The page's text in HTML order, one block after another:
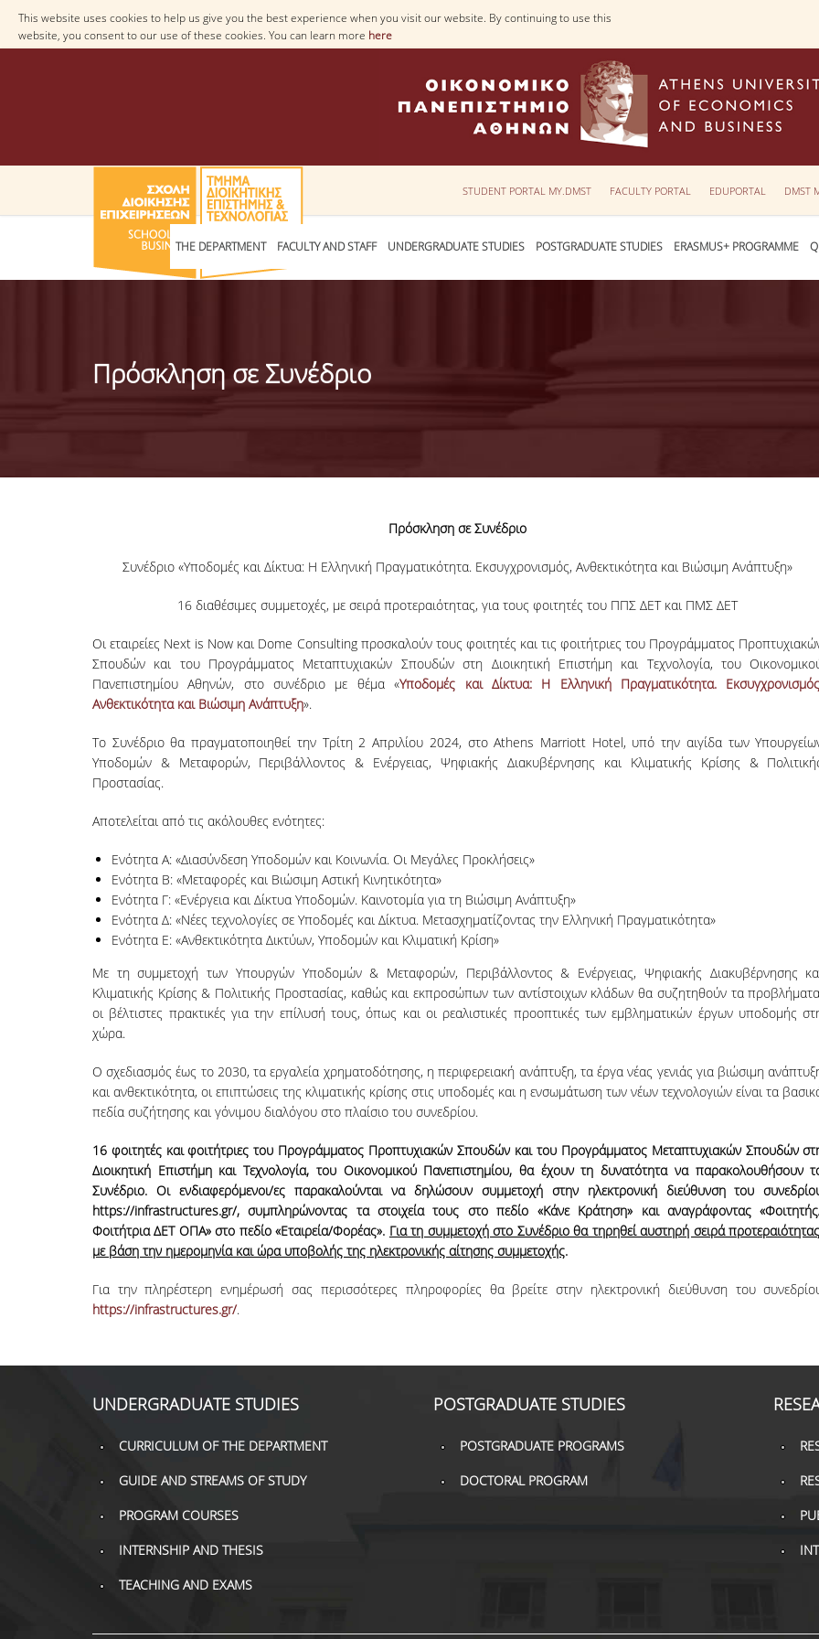
This website uses cookies to help us give you the best experience when you visit our website. By continuing to use this
website, you consent to our use of these cookies. You can learn more here
STUDENT PORTAL MY.DMST FACULTY PORTAL EDUPORTAL DMST
THE DEPARTMENT FACULTY AND STAFF UNDERGRADUATE STUDIES POSTGRADUATE STUDIES ERASMUS+ PROGRAMME
Πρόσκληση σε Συνέδριο
Πρόσκληση σε Συνέδριο
Συνέδριο «Υποδομές και Δίκτυα: Η Ελληνική Πραγματικότητα. Εκσυγχρονισμός, Ανθεκτικότητα και Βιώσιμη Ανάπτυξη»
16 διαθέσιμες συμμετοχές, με σειρά προτεραιότητας, για τους φοιτητές του ΠΠΣ ΔΕΤ και ΠΜΣ ΔΕΤ
Οι εταιρείες Next is Now και Dome Consulting προσκαλούν τους φοιτητές και τις φοιτήτριες του Προγράμματος
Σπουδών και του Προγράμματος Μεταπτυχιακών Σπουδών στη Διοικητική Επιστήμη και Τεχνολογία, του
Πανεπιστημίου Αθηνών, στο συνέδριο με θέμα «Υποδομές και Δίκτυα: Η Ελληνική Πραγματικότητα.
Ανθεκτικότητα και Βιώσιμη Ανάπτυξη».
Το Συνέδριο θα πραγματοποιηθεί την Τρίτη 2 Απριλίου 2024, στο Athens Marriott Hotel, υπό την αιγίδα των
Υποδομών & Μεταφορών, Περιβάλλοντος & Ενέργειας, Ψηφιακής Διακυβέρνησης και Κλιματικής Κρίσης &
Προστασίας.
Αποτελείται από τις ακόλουθες ενότητες:
Ενότητα Α: «Διασύνδεση Υποδομών και Κοινωνία. Οι Μεγάλες Προκλήσεις»
Ενότητα Β: «Μεταφορές και Βιώσιμη Αστική Κινητικότητα»
Ενότητα Γ: «Ενέργεια και Δίκτυα Υποδομών. Καινοτομία για τη Βιώσιμη Ανάπτυξη»
Ενότητα Δ: «Νέες τεχνολογίες σε Υποδομές και Δίκτυα. Μετασχηματίζοντας την Ελληνική Πραγματικότητα»
Ενότητα Ε: «Ανθεκτικότητα Δικτύων, Υποδομών και Κλιματική Κρίση»
Με τη συμμετοχή των Υπουργών Υποδομών & Μεταφορών, Περιβάλλοντος & Ενέργειας, Ψηφιακής Διακυβέρνησης
Κλιματικής Κρίσης & Πολιτικής Προστασίας, καθώς και εκπροσώπων των αντίστοιχων κλάδων θα συζητηθούν τα
οι βέλτιστες πρακτικές για την επίλυσή τους, όπως και οι ρεαλιστικές προοπτικές των εμβληματικών έργων υποδομής
χώρα.
Ο σχεδιασμός έως το 2030, τα εργαλεία χρηματοδότησης, η περιφερειακή ανάπτυξη, τα έργα νέας γενιάς για βιώσιμη
και ανθεκτικότητα, οι επιπτώσεις της κλιματικής κρίσης στις υποδομές και η ενσωμάτωση των νέων τεχνολογιών είναι τα
πεδία συζήτησης και γόνιμου διαλόγου στο πλαίσιο του συνεδρίου.
16 φοιτητές και φοιτήτριες του Προγράμματος Προπτυχιακών Σπουδών και του Προγράμματος Μεταπτυχιακών Σπουδών
Διοικητική Επιστήμη και Τεχνολογία, του Οικονομικού Πανεπιστημίου, θα έχουν τη δυνατότητα να παρακολουθήσουν
Συνέδριο. Οι ενδιαφερόμενοι/ες παρακαλούνται να δηλώσουν συμμετοχή στην ηλεκτρονική διεύθυνση του
https://infrastructures.gr/, συμπληρώνοντας τα στοιχεία τους στο πεδίο «Κάνε Κράτηση» και αναγράφοντας
Φοιτήτρια ΔΕΤ ΟΠΑ» στο πεδίο «Εταιρεία/Φορέας». Για τη συμμετοχή στο Συνέδριο θα τηρηθεί αυστηρή σειρά
με βάση την ημερομηνία και ώρα υποβολής της ηλεκτρονικής αίτησης συμμετοχής.
Για την πληρέστερη ενημέρωσή σας περισσότερες πληροφορίες θα βρείτε στην ηλεκτρονική διεύθυνση του
https://infrastructures.gr/.
Organization of the
GenAI Hackathon
Humanity:
Development
Hackathon is
to Open Conf.
UNDERGRADUATE STUDIES
CURRICULUM OF THE DEPARTMENT
GUIDE AND STREAMS OF STUDY
PROGRAM COURSES
INTERNSHIP AND THESIS
TEACHING AND EXAMS
POSTGRADUATE STUDIES
POSTGRADUATE PROGRAMS
DOCTORAL PROGRAM